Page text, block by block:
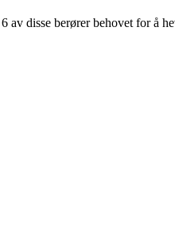
disse berører behovet for å